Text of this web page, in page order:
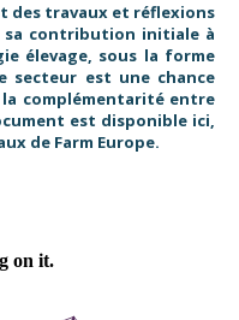
des travaux et réflexions
sa contribution initiale à
élevage, sous la forme
secteur est une chance
la complémentarité entre
est disponible ici,
de Farm Europe.